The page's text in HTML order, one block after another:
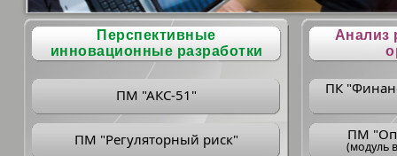
Перспективные
инновационные разработки
ПМ "АКС-51"
ПМ "Регуляторный риск"
Анализ
ПК
ПM
(модуль